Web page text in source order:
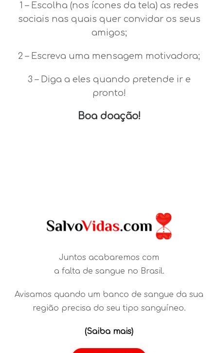
1 – Escolha (nos ícones da tela) as redes
sociais nas quais quer convidar os seus
amigos;
2 – Escreva uma mensagem motivadora;
3 – Diga a eles quando pretende ir e
pronto!
Boa doação!
Juntos acabaremos com
a falta de sangue no Brasil.
Avisamos quando um banco de sangue da sua
região precisa do seu tipo sanguíneo.
(Saiba mais)